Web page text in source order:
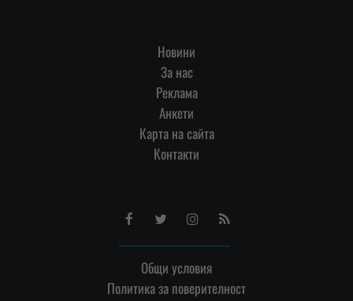
Новини
За нас
Реклама
Анкети
Карта на сайта
Контакти
FacebookTwitterInstagram
RSS
Общи условия
Политика за поверителност